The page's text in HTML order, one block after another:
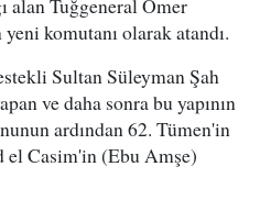
alan Tuğgeneral Ömer
komutanı olarak atandı.
Sultan Süleyman Şah
ve daha sonra bu yapının
ardından 62. Tümen'in
el Casim'in (Ebu Amşe)